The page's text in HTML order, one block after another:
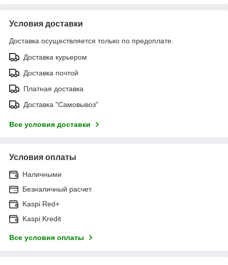
Условия доставки
Доставка осуществляется только по предоплате.
Доставка курьером
Доставка почтой
Платная доставка
Доставка "Самовывоз"
Все условия доставки
Условия оплаты
Наличными
Безналичный расчет
Kaspi Red+
Kaspi Kredit
Все условия оплаты